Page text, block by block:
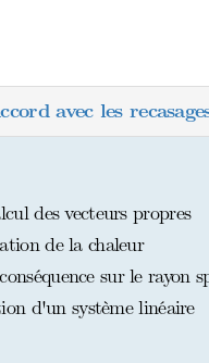
avec les
des vecteurs propres
de la chaleur
sur le rayon
d'un système linéaire